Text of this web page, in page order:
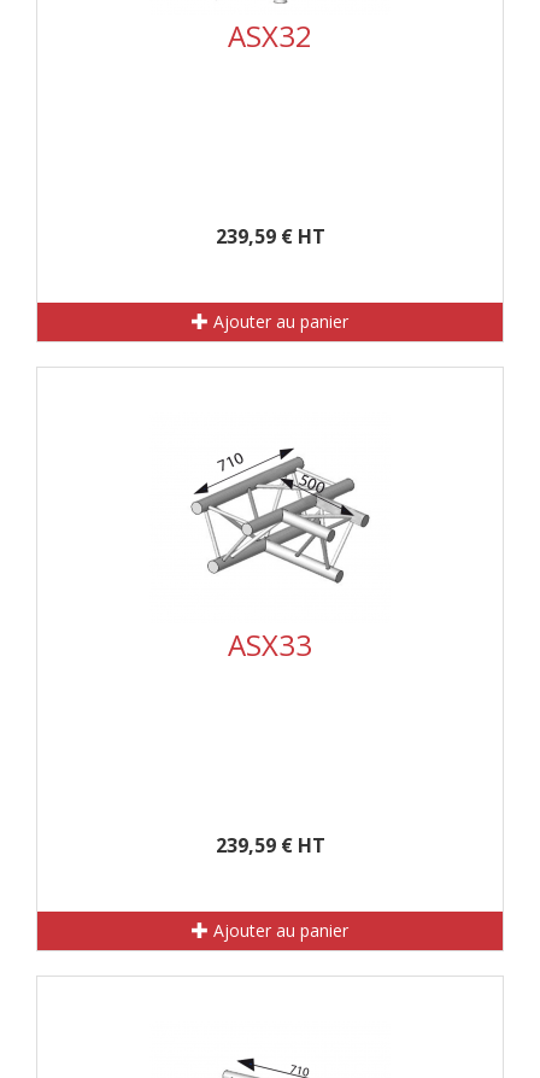
ASX32
239,59 € HT
Ajouter au panier
ASX33
239,59 € HT
Ajouter au panier